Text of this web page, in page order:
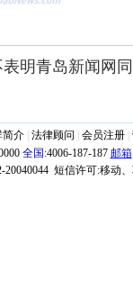
明青岛新闻网